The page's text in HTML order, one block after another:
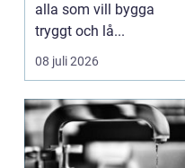
alla som vill bygga
tryggt och lå...
08 juli 2026